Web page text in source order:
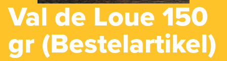
Val de Loue 150
gr (Bestelartikel)